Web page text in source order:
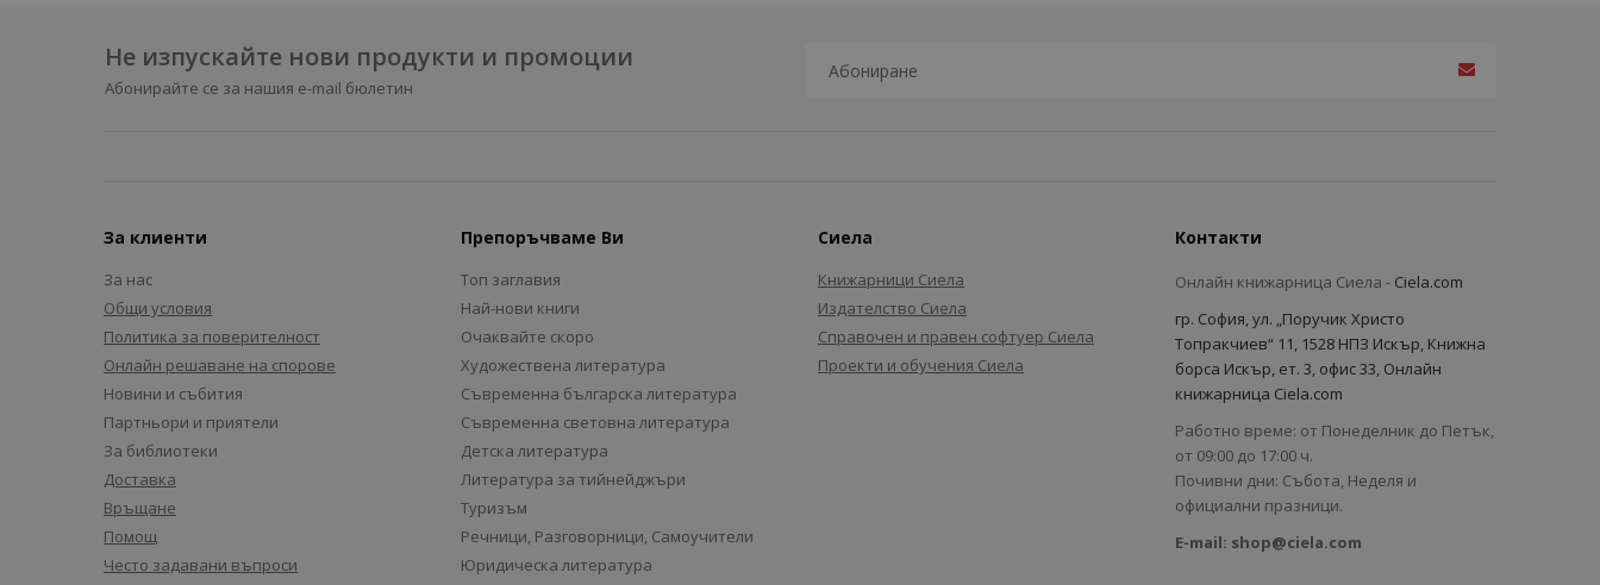
Не изпускайте нови продукти и промоции
Абонирайте се за нашия e-mail бюлетин
За клиенти
За нас
Общи условия
Политика за поверителност
Онлайн решаване на спорове
Новини и събития
Партньори и приятели
За библиотеки
Доставка
Връщане
Помощ
Често задавани въпроси
Препоръчваме Ви
Топ заглавия
Най-нови книги
Очаквайте скоро
Художествена литература
Съвременна българска литература
Съвременна световна литература
Детска литература
Литература за тийнейджъри
Туризъм
Речници, Разговорници, Самоучители
Юридическа литература
Сиела
Книжарници Сиела
Издателство Сиела
Справочен и правен софтуер Сиела
Проекти и обучения Сиела
Контакти
Онлайн книжарница Сиела - Ciela.com
гр. София, ул. „Поручик Христо
Топракчиев“ 11, 1528 НПЗ Искър, Книжна
борса Искър, ет. 3, офис 33, Онлайн
книжарница Ciela.com
Работно време: от Понеделник до Петък,
от 09:00 до 17:00 ч.
Почивни дни: Събота, Неделя и
официални празници.
E-mail: shop@ciela.com